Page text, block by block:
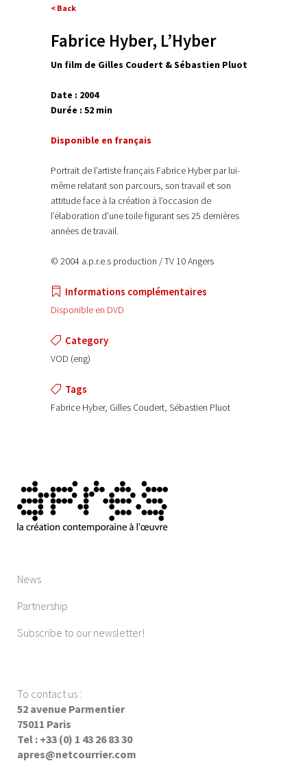
< Back
Fabrice Hyber, L’Hyber
Un film de Gilles Coudert & Sébastien Pluot
Date : 2004
Durée : 52 min
Disponible en français
Portrait de l’artiste français Fabrice Hyber par lui-
même relatant son parcours, son travail et son
attitude face à la création à l’occasion de
l’élaboration d’une toile figurant ses 25 dernières
années de travail.
© 2004 a.p.r.e.s production / TV 10 Angers
Informations complémentaires
Disponible en DVD
Category
VOD (eng)
Tags
Fabrice Hyber, Gilles Coudert, Sébastien Pluot
News
Partnership
Subscribe to our newsletter!
To contact us :
52 avenue Parmentier
75011 Paris
Tel : +33 (0) 1 43 26 83 30
apres@netcourrier.com